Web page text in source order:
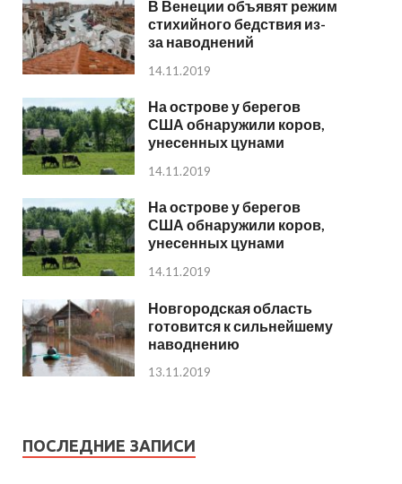
В Венеции объявят режим
стихийного бедствия из-
за наводнений
14.11.2019
На острове у берегов
США обнаружили коров,
унесенных цунами
14.11.2019
На острове у берегов
США обнаружили коров,
унесенных цунами
14.11.2019
Новгородская область
готовится к сильнейшему
наводнению
13.11.2019
ПОСЛЕДНИЕ ЗАПИСИ